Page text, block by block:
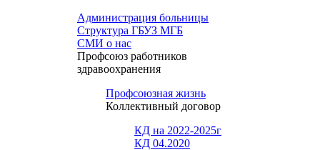
Администрация больницы
Структура ГБУЗ МГБ
СМИ о нас
Профсоюз работников
здравоохранения
Профсоюзная жизнь
Коллективный договор
КД на 2022-2025г
КД 04.2020